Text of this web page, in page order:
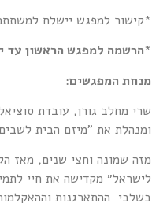
*קישור למפגש יישלח
*הרשמה למפגש הראשון עד יום
מנחת המפגשים:
שרי מחלב גורן, עובדת
ומנהלת את "מיזם הבית
מזה שמונה וחצי שנים, מאז
לישראל״ מקדישה את חיי
בשלבי ההתארגנות